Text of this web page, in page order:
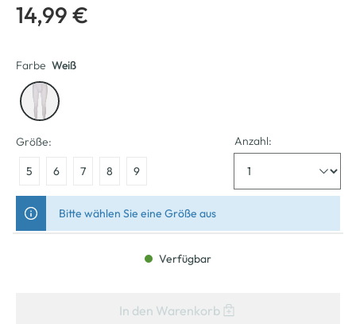
14,99 €
Farbe Weiß
Größe:
5 6 7 8 9
Anzahl:
Bitte wählen Sie eine Größe aus
Verfügbar
In den Warenkorb